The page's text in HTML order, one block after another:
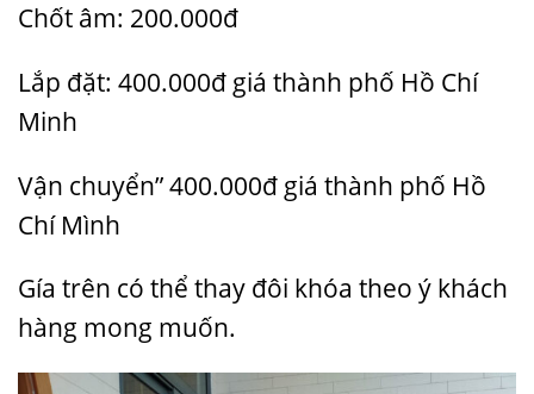
Chốt âm: 200.000đ
Lắp đặt: 400.000đ giá thành phố Hồ Chí
Minh
Vận chuyển” 400.000đ giá thành phố Hồ
Chí Mình
Gía trên có thể thay đôi khóa theo ý khách
hàng mong muốn.